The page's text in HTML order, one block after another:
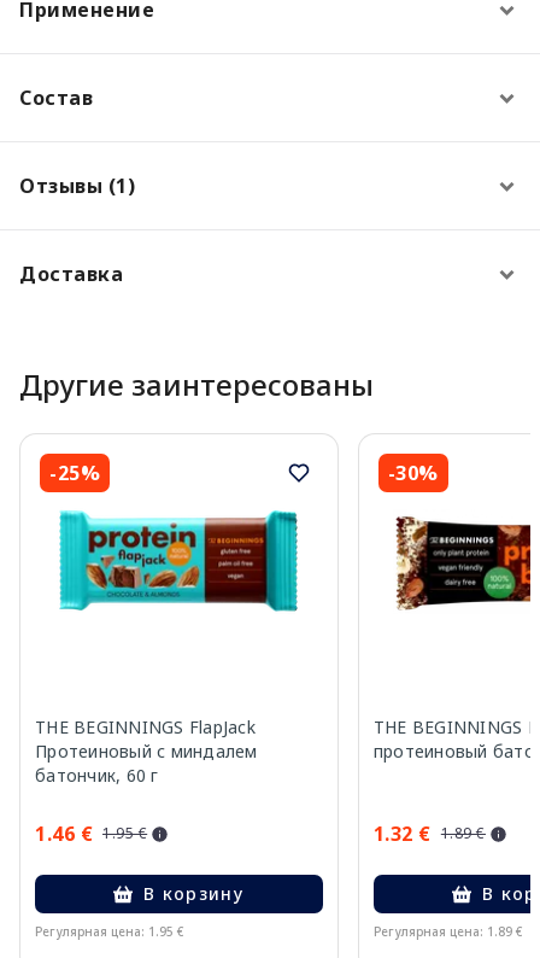
Применение
Состав
Отзывы (1)
Доставка
Другие заинтересованы
-25%
THE BEGINNINGS FlapJack
Протеиновый с миндалем
батончик, 60 г
1.46 € 1.95 €
В корзину
Регулярная цена: 1.95 €
-30%
THE BEGINNINGS
протеиновый
1.32 € 1.89 €
В
Регулярная цена: 1.89 €